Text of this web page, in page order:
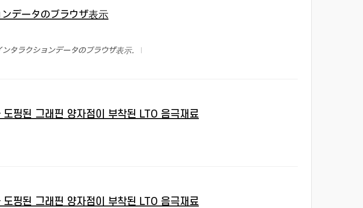
データのブラウザ表示
タラクションデータのブラウザ表示.
핑된 그래핀 양자점이 부착된 LTO 음극재료
핑된 그래핀 양자점이 부착된 LTO 음극재료